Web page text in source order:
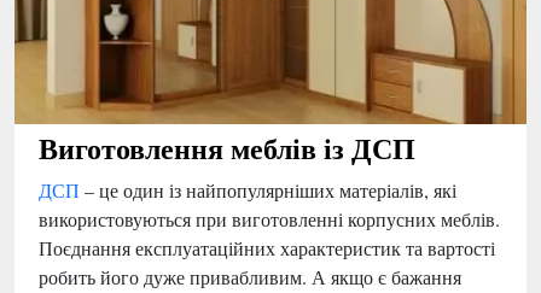
Виготовлення меблів із ДСП
ДСП – це один із найпопулярніших матеріалів, які
використовуються при виготовленні корпусних меблів.
Поєднання експлуатаційних характеристик та вартості
робить його дуже привабливим. А якщо є бажання